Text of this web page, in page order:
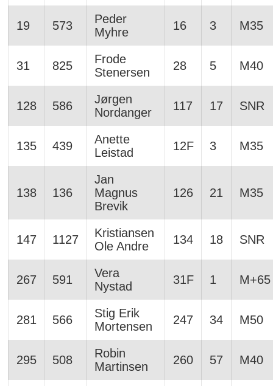
19 573
Peder
Myhre
16 3 M35
31 825
Frode
Stenersen
28 5 M40
128 586
Jørgen
Nordanger
117 17 SNR
135 439
Anette
Leistad
12F 3 M35
138 136
Jan
Magnus
Brevik
126 21 M35
147 1127
Kristiansen
Ole Andre
134 18 SNR
267 591
Vera
Nystad
31F 1 M+65
281 566
Stig Erik
Mortensen
247 34 M50
295 508
Robin
Martinsen
260 57 M40